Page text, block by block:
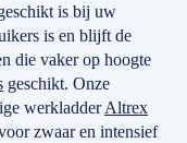
is bij uw
is en blijft de
die vaker op hoogte
geschikt. Onze
werkladderAltrex
zwaar en intensief